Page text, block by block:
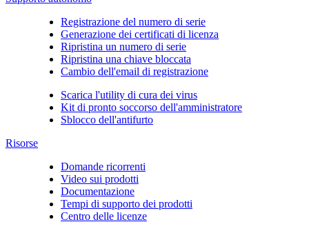
Registrazione del numero di serie
Generazione dei certificati di licenza
Ripristina un numero di serie
Ripristina una chiave bloccata
Cambio dell'email di registrazione
Scarica l'utility di cura dei virus
Kit di pronto soccorso dell'amministratore
Sblocco dell'antifurto
Risorse
Domande ricorrenti
Video sui prodotti
Documentazione
Tempi di supporto dei prodotti
Centro delle licenze